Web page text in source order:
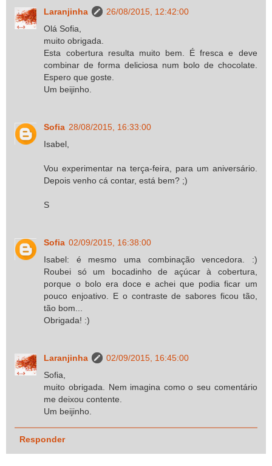
Laranjinha
26/08/2015, 12:42:00
Olá Sofia,
muito obrigada.
Esta cobertura resulta muito bem. É fresca e deve
combinar de forma deliciosa num bolo de chocolate.
Espero que goste.
Um beijinho.
Sofia 28/08/2015, 16:33:00
Isabel,
Vou experimentar na terça-feira, para um aniversário.
Depois venho cá contar, está bem? ;)
S
Sofia 02/09/2015, 16:38:00
Isabel: é mesmo uma combinação vencedora. :)
Roubei só um bocadinho de açúcar à cobertura,
porque o bolo era doce e achei que podia ficar um
pouco enjoativo. E o contraste de sabores ficou tão,
tão bom...
Obrigada! :)
Laranjinha
02/09/2015, 16:45:00
Sofia,
muito obrigada. Nem imagina como o seu comentário
me deixou contente.
Um beijinho.
Responder